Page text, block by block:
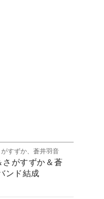
すずか、蒼井羽音
さがすずか＆蒼
ンド結成